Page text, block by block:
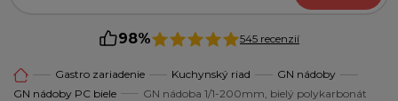
98% 545 recenzií
Gastro zariadenie Kuchynský riad
GN nádoby
GN nádoby PC biele
GN nádoba 1/1-200mm, bielý polykarbonát